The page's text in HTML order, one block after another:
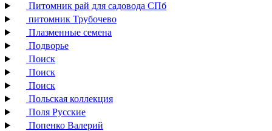
Питомник рай для садовода СПб
питомник Трубочево
Плазменные семена
Подворье
Поиск
Поиск
Поиск
Польская коллекция
Поля Русские
Попенко Валерий